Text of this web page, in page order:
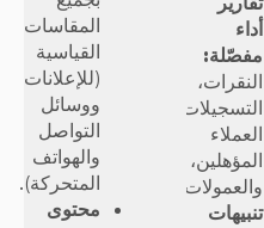
أداء
مفصّلة:
النقرات،
التسجيلات،
العملاء
المؤهلين،
والعمولات.
تنبيهات
المقاسات
القياسية
(للإعلانات
ووسائل
التواصل
والهواتف
المتحركة).
محتوى